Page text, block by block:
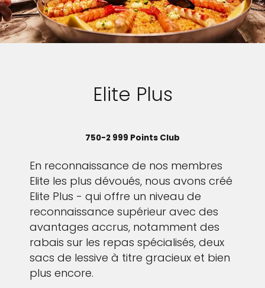
Elite Plus
750-2 999 Points Club
En reconnaissance de nos membres
Elite les plus dévoués, nous avons créé
Elite Plus - qui offre un niveau de
reconnaissance supérieur avec des
avantages accrus, notamment des
rabais sur les repas spécialisés, deux
sacs de lessive à titre gracieux et bien
plus encore.